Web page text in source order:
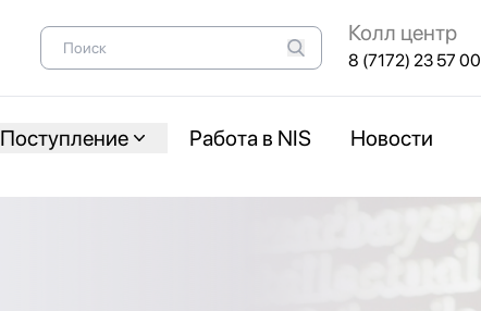
Колл центр
8 (7172) 23 57 00
Поступление Работа в NIS Новости